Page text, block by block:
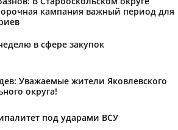
кампания важный период для
в сфере закупок
Уважаемые жители Яковлевского
округа!
под ударами ВСУ